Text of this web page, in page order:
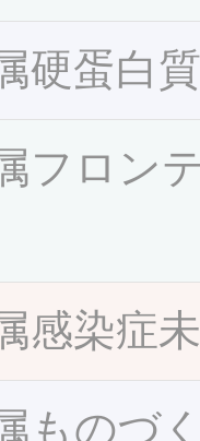
硬蛋白
フロン
感染症
ものづ